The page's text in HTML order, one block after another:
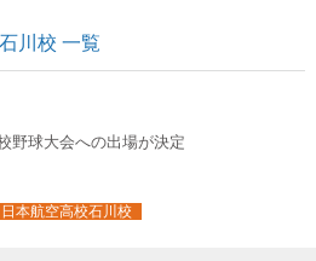
川校 一覧
野球大会への出場が決定
本航空高校石川校